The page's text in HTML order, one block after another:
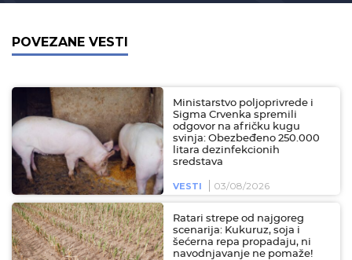
POVEZANE VESTI
Ministarstvo poljoprivrede i
Sigma Crvenka spremili
odgovor na afričku kugu
svinja: Obezbeđeno 250.000
litara dezinfekcionih
sredstava
VESTI 03/08/2026
Ratari strepe od najgoreg
scenarija: Kukuruz, soja i
šećerna repa propadaju, ni
navodnjavanje ne pomaže!